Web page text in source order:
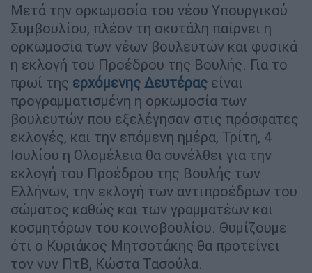
Μετά την ορκωμοσία του νέου Υπουργικού
Συμβουλίου, πλέον τη σκυτάλη παίρνει η
ορκωμοσία των νέων βουλευτών και φυσικά
η εκλογή του Προέδρου της Βουλής. Για το
πρωί της ερχόμενης Δευτέρας είναι
προγραμματισμένη η ορκωμοσία των
βουλευτών που εξελέγησαν στις πρόσφατες
εκλογές, και την επόμενη ημέρα, Τρίτη, 4
Ιουλίου η Ολομέλεια θα συνέλθει για την
εκλογή του Προέδρου της Βουλής των
Ελλήνων, την εκλογή των αντιπροέδρων του
σώματος καθώς και των γραμματέων και
κοσμητόρων του κοινοβουλίου. Θυμίζουμε
ότι ο Κυριάκος Μητσοτάκης θα προτείνει
τον νυν ΠτΒ, Κώστα Τασούλα.